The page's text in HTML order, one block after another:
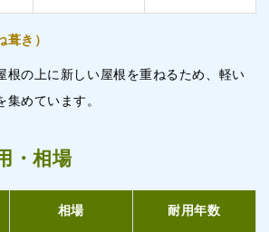
き）
根の上に新しい屋根を重ねるため、軽い
めています。
・相場
相場 耐用年数